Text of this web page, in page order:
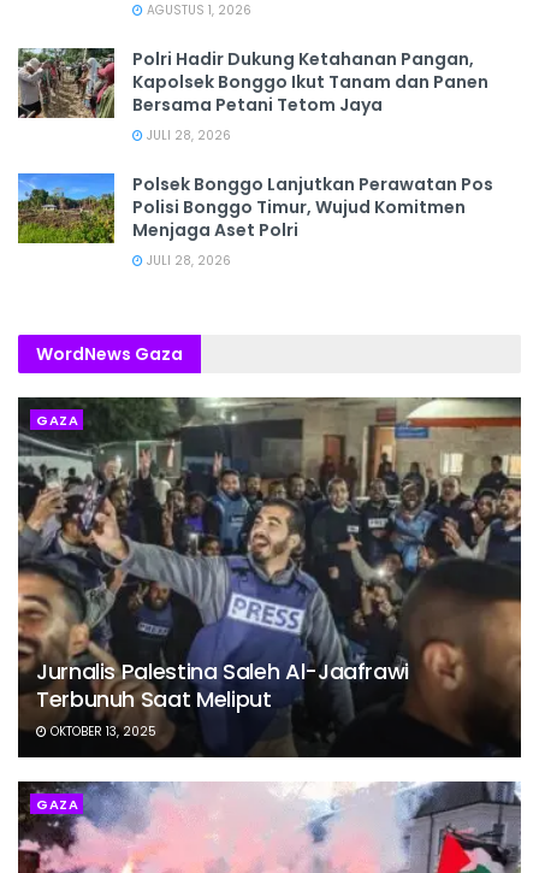
AGUSTUS 1, 2026
Polri Hadir Dukung Ketahanan Pangan,
Kapolsek Bonggo Ikut Tanam dan Panen
Bersama Petani Tetom Jaya
JULI 28, 2026
Polsek Bonggo Lanjutkan Perawatan Pos
Polisi Bonggo Timur, Wujud Komitmen
Menjaga Aset Polri
JULI 28, 2026
WordNews Gaza
GAZA
Jurnalis Palestina Saleh Al-Jaafrawi
Terbunuh Saat Meliput
OKTOBER 13, 2025
GAZA